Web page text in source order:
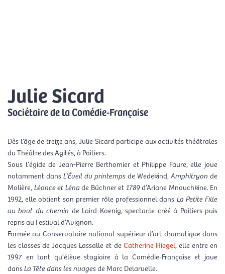
Julie Sicard
Sociétaire de la Comédie-Française
Dès l’âge de treize ans, Julie Sicard participe aux activités théâtrales
du Théâtre des Agités, à Poitiers.
Sous l’égide de Jean-Pierre Berthomier et Philippe Faure, elle joue
notamment dansL’Éveil du printempsde Wedekind,Amphitryon de
Molière,Léonce et Lénade Büchner et1789d’Ariane Mnouchkine. En
1992, elle obtient son premier rôle professionnel dans La Petite Fille
au bout du chemin de Laird Koenig, spectacle créé à Poitiers puis
repris au Festival d’Avignon.
Formée au Conservatoire national supérieur d’art dramatique dans
les classes de Jacques Lassalle et deCatherine Hiegel, elle entre en
1997 en tant qu’élève stagiaire à la Comédie-Française et joue
dansLa Tête dans les nuagesde Marc Delaruelle.